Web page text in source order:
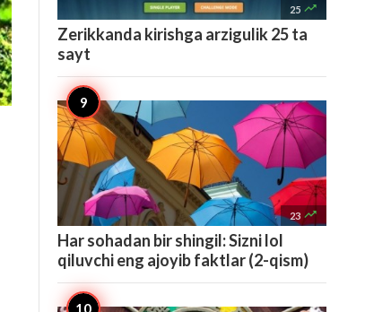
25 
Zerikkanda kirishga arzigulik 25 ta
sayt
23 
Har sohadan bir shingil: Sizni lol
qiluvchi eng ajoyib faktlar (2-qism)